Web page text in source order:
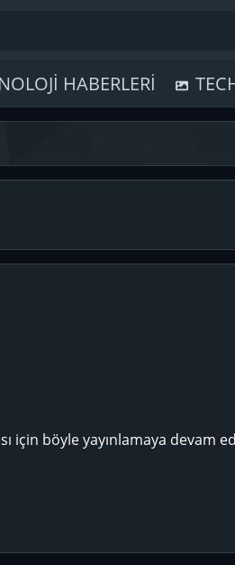
HABERLERI
için böyle yayınlamaya devam